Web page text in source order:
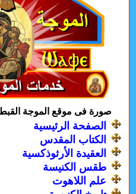
صورة فى موقع الموجة
الصفحة الرئيسية
الكتاب المقدس
العقيدة الأرثوذكسية
طقس الكنيسة
علم اللاهوت